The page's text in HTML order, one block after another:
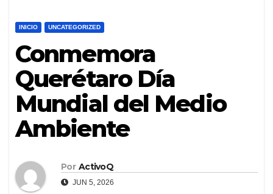
INICIO UNCATEGORIZED
Conmemora
Querétaro Día
Mundial del Medio
Ambiente
Por ActivoQ
JUN 5, 2026